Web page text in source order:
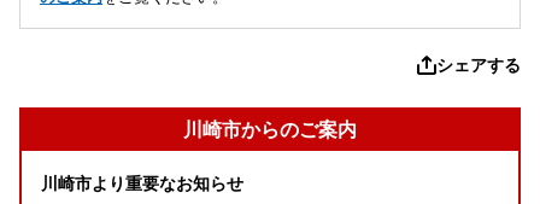
シェアする
川崎市からのご案内
川崎市より重要なお知らせ